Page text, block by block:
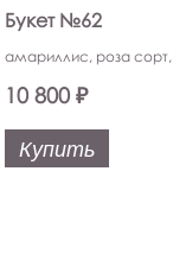
Букет №62
амариллис, роза сорт,
10 800 ₽
Купить